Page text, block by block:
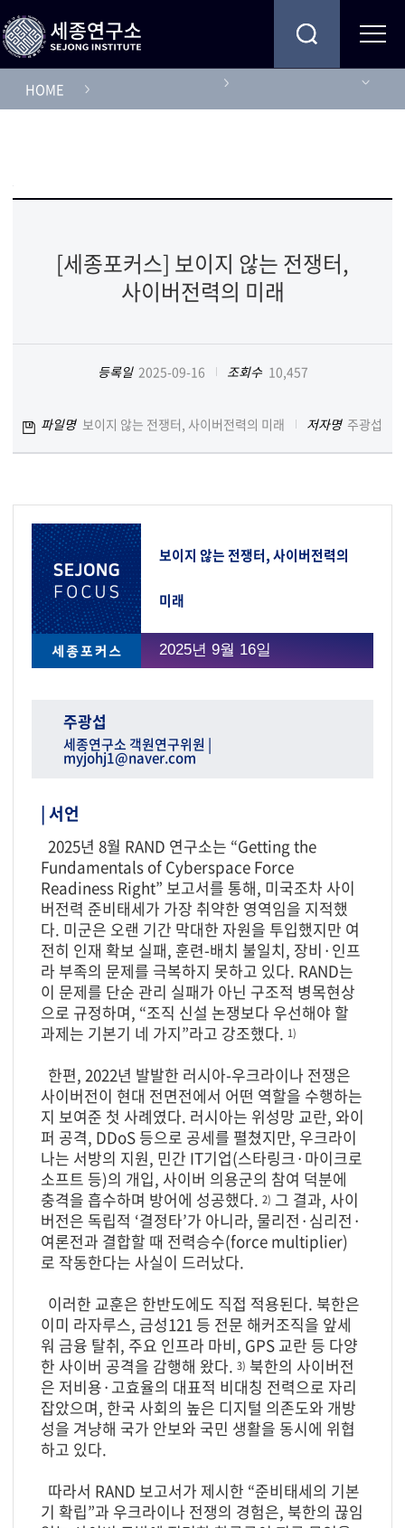
HOME
[세종포커스] 보이지 않는 전쟁터,
사이버전력의 미래
등록일 2025-09-16 조회수 10,457
파일명 보이지 않는 전쟁터, 사이버전력의 미래 저자명 주광섭
보이지 않는 전쟁터, 사이버전력의
미래
2025년 9월 16일
주광섭
세종연구소 객원연구위원 |
myjohj1@naver.com
| 서언
2025년 8월 RAND 연구소는 “Getting the
Fundamentals of Cyberspace Force
Readiness Right” 보고서를 통해, 미국조차 사이
버전력 준비태세가 가장 취약한 영역임을 지적했
다. 미군은 오랜 기간 막대한 자원을 투입했지만 여
전히 인재 확보 실패, 훈련-배치 불일치, 장비·인프
라 부족의 문제를 극복하지 못하고 있다. RAND는
이 문제를 단순 관리 실패가 아닌 구조적 병목현상
으로 규정하며, “조직 신설 논쟁보다 우선해야 할
과제는 기본기 네 가지”라고 강조했다. 1)
한편, 2022년 발발한 러시아-우크라이나 전쟁은
사이버전이 현대 전면전에서 어떤 역할을 수행하는
지 보여준 첫 사례였다. 러시아는 위성망 교란, 와이
퍼 공격, DDoS 등으로 공세를 펼쳤지만, 우크라이
나는 서방의 지원, 민간 IT기업(스타링크·마이크로
소프트 등)의 개입, 사이버 의용군의 참여 덕분에
충격을 흡수하며 방어에 성공했다. 2) 그 결과, 사이
버전은 독립적 ‘결정타’가 아니라, 물리전·심리전·
여론전과 결합할 때 전력승수(force multiplier)
로 작동한다는 사실이 드러났다.
이러한 교훈은 한반도에도 직접 적용된다. 북한은
이미 라자루스, 금성121 등 전문 해커조직을 앞세
워 금융 탈취, 주요 인프라 마비, GPS 교란 등 다양
한 사이버 공격을 감행해 왔다. 3) 북한의 사이버전
은 저비용·고효율의 대표적 비대칭 전력으로 자리
잡았으며, 한국 사회의 높은 디지털 의존도와 개방
성을 겨냥해 국가 안보와 국민 생활을 동시에 위협
하고 있다.
따라서 RAND 보고서가 제시한 “준비태세의 기본
기 확립”과 우크라이나 전쟁의 경험은, 북한의 끊임